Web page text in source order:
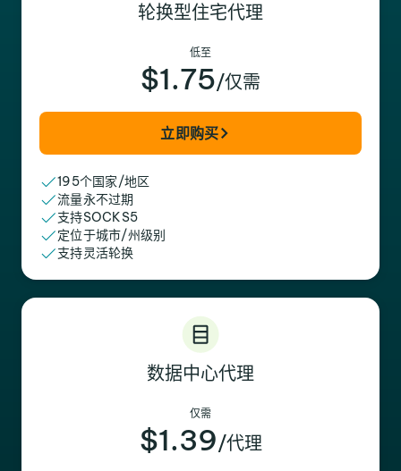
轮换型住宅代理
低至
$1.75/仅需
立即购买
195个国家/地区
流量永不过期
支持SOCKS5
定位于城市/州级别
支持灵活轮换
数据中心代理
仅需
$1.39/代理